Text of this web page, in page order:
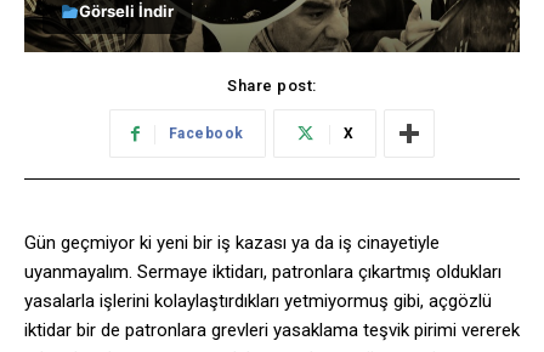
Görseli İndir
Share post:
Facebook X
Gün geçmiyor ki yeni bir iş kazası ya da iş cinayetiyle
uyanmayalım. Sermaye iktidarı, patronlara çıkartmış oldukları
yasalarla işlerini kolaylaştırdıkları yetmiyormuş gibi, açgözlü
iktidar bir de patronlara grevleri yasaklama teşvik pirimi vererek